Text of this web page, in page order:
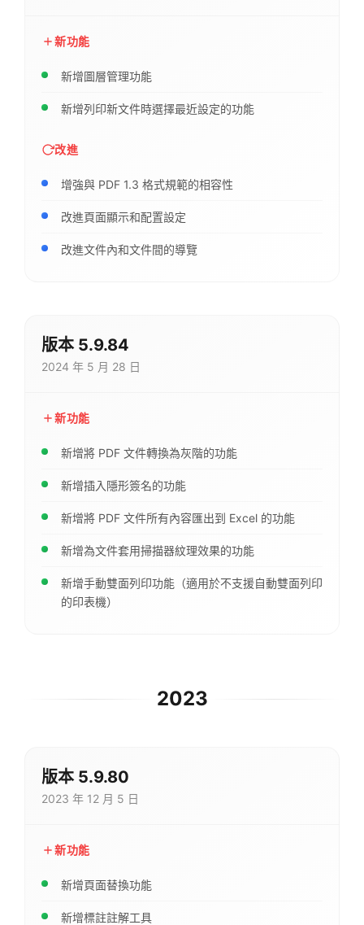
新功能
新增圖層管理功能
新增列印新文件時選擇最近設定的功能
改進
增強與 PDF 1.3 格式規範的相容性
改進頁面顯示和配置設定
改進文件內和文件間的導覽
版本 5.9.84
2024 年 5 月 28 日
新功能
新增將 PDF 文件轉換為灰階的功能
新增插入隱形簽名的功能
新增將 PDF 文件所有內容匯出到 Excel 的功能
新增為文件套用掃描器紋理效果的功能
新增手動雙面列印功能（適用於不支援自動雙面列印
的印表機）
2023
版本 5.9.80
2023 年 12 月 5 日
新功能
新增頁面替換功能
新增標註註解工具